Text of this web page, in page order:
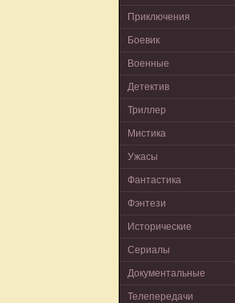
Приключения
Боевик
Военные
Детектив
Триллер
Мистика
Ужасы
Фантастика
Фэнтези
Исторические
Сериалы
Документальные
Телепередачи